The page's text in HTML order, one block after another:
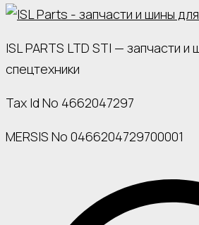
ISL PARTS LTD STI — запчасти и
спецтехники
Tax Id No 4662047297
MERSIS No 0466204729700001